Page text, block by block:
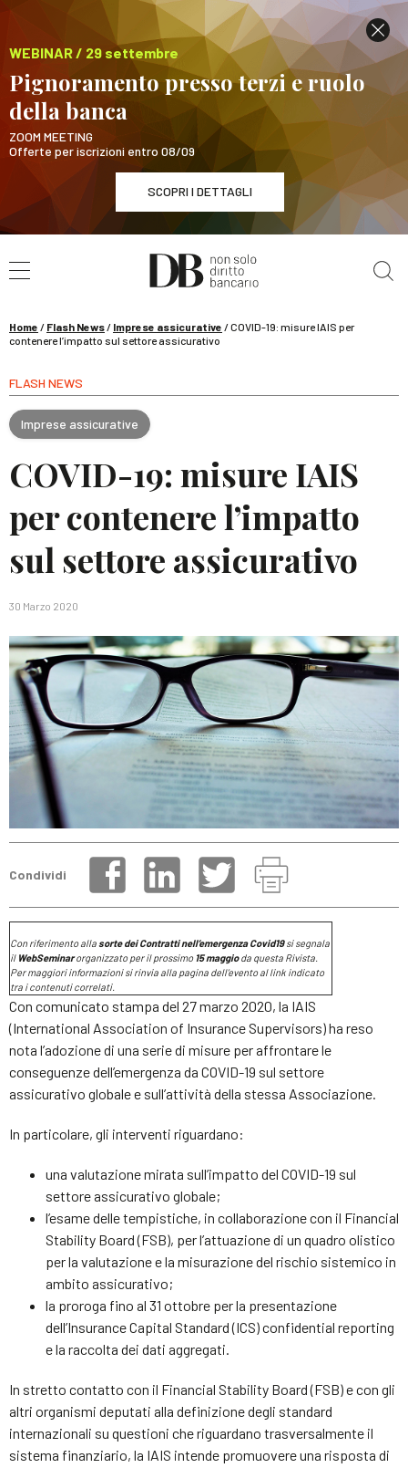
WEBINAR / 29 settembre
Pignoramento presso terzi e ruolo
della banca
ZOOM MEETING
Offerte per iscrizioni entro 08/09
SCOPRI I DETTAGLI
WEBINAR / 29 settembre
Pignoramento presso terzi e ruolo della banca
Home / Flash News/ Imprese assicurative /COVID-19: misure IAIS per
contenere l’impatto sul settore assicurativo
FLASH NEWS
Imprese assicurative
COVID-19: misure IAIS
per contenere l’impatto
sul settore assicurativo
30 Marzo 2020
Condividi
Con riferimento allasorte dei Contratti nell’emergenza Covid19si segnala
il WebSeminarorganizzato per il prossimo 15 maggioda questa Rivista.
Per maggiori informazioni si rinvia alla pagina dell’evento al link indicato
tra i contenuti correlati.
Con comunicato stampa del 27 marzo 2020, la IAIS
(International Association of Insurance Supervisors) ha reso
nota l’adozione di una serie di misure per affrontare le
conseguenze dell’emergenza da COVID-19 sul settore
assicurativo globale e sull’attività della stessa Associazione.
In particolare, gli interventi riguardano:
una valutazione mirata sull’impatto del COVID-19 sul
settore assicurativo globale;
l’esame delle tempistiche, in collaborazione con il Financial
Stability Board (FSB), per l’attuazione di un quadro olistico
per la valutazione e la misurazione del rischio sistemico in
ambito assicurativo;
la proroga fino al 31 ottobre per la presentazione
dell’Insurance Capital Standard (ICS) confidential reporting
e la raccolta dei dati aggregati.
In stretto contatto con il Financial Stability Board (FSB) e con gli
altri organismi deputati alla definizione degli standard
internazionali su questioni che riguardano trasversalmente il
sistema finanziario, la IAIS intende promuovere una risposta di